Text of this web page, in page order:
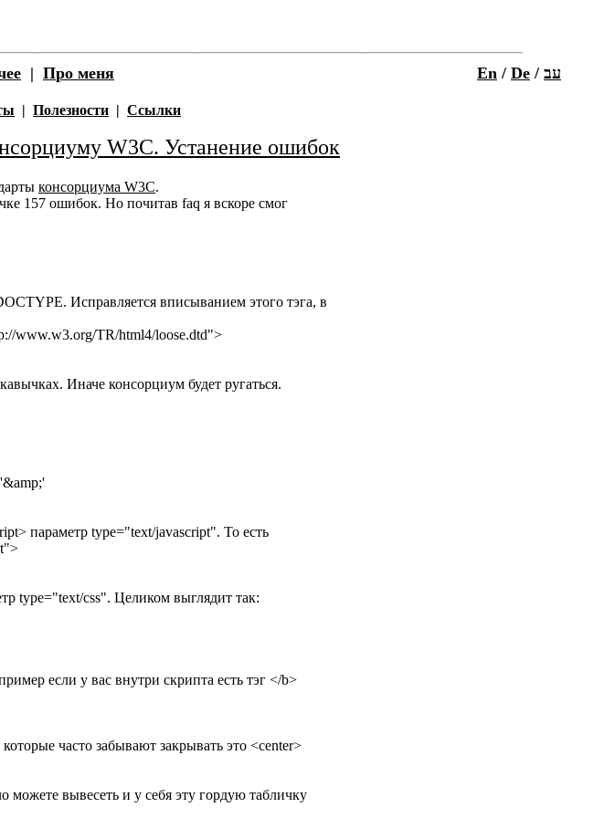
| Про меня En / De / עב
| Полезности | Ссылки
W3C. Устанение ошибок
консорциума W3C.
157 ошибок. Но почитав faq я вскоре смог
Исправляется вписыванием этого тэга, в
www.w3.org/TR/html4/loose.dtd">
Иначе консорциум будет ругаться.
параметр type="text/javascript". То есть
type="text/css". Целиком выглядит так:
если у вас внутри скрипта есть тэг </b>
часто забывают закрывать это <center>
можете вывесеть и у себя эту гордую табличку